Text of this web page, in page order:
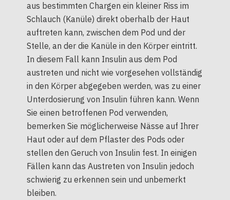
aus bestimmten Chargen ein kleiner Riss im
Schlauch (Kanüle) direkt oberhalb der Haut
auftreten kann, zwischen dem Pod und der
Stelle, an der die Kanüle in den Körper eintritt.
In diesem Fall kann Insulin aus dem Pod
austreten und nicht wie vorgesehen vollständig
in den Körper abgegeben werden, was zu einer
Unterdosierung von Insulin führen kann. Wenn
Sie einen betroffenen Pod verwenden,
bemerken Sie möglicherweise Nässe auf Ihrer
Haut oder auf dem Pflaster des Pods oder
stellen den Geruch von Insulin fest. In einigen
Fällen kann das Austreten von Insulin jedoch
schwierig zu erkennen sein und unbemerkt
bleiben.